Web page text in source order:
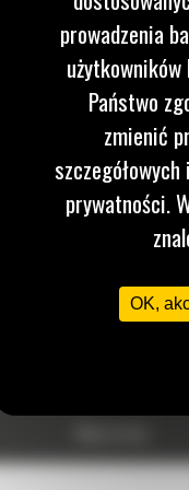
SERWIS
Umowa serwisowa
Sprzedaż części
prowadzenia
Państwo
zmienić
prywatności.
OK,